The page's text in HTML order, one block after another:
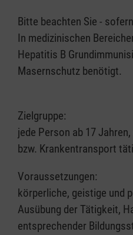
Bitte beachten Sie -
In medizinischen
Hepatitis B
Masernschutz benötigt.
Zielgruppe:
jede Person ab 17
bzw. Krankentransport
Voraussetzungen:
körperliche, geistige und
Ausübung der Tätigkeit,
entsprechender